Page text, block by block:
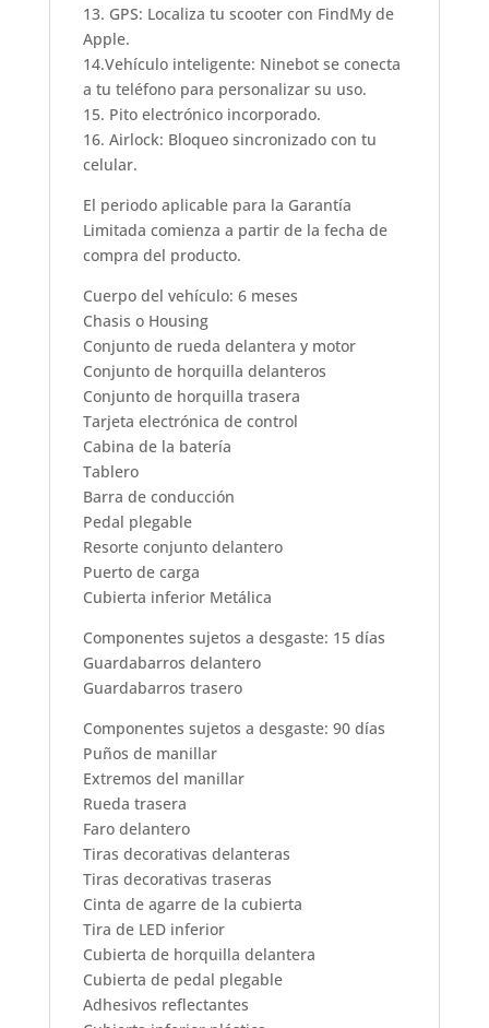
13. GPS: Localiza tu scooter con FindMy de
Apple.
14.Vehículo inteligente: Ninebot se conecta
a tu teléfono para personalizar su uso.
15. Pito electrónico incorporado.
16. Airlock: Bloqueo sincronizado con tu
celular.
El periodo aplicable para la Garantía
Limitada comienza a partir de la fecha de
compra del producto.
Cuerpo del vehículo: 6 meses
Chasis o Housing
Conjunto de rueda delantera y motor
Conjunto de horquilla delanteros
Conjunto de horquilla trasera
Tarjeta electrónica de control
Cabina de la batería
Tablero
Barra de conducción
Pedal plegable
Resorte conjunto delantero
Puerto de carga
Cubierta inferior Metálica
Componentes sujetos a desgaste: 15 días
Guardabarros delantero
Guardabarros trasero
Componentes sujetos a desgaste: 90 días
Puños de manillar
Extremos del manillar
Rueda trasera
Faro delantero
Tiras decorativas delanteras
Tiras decorativas traseras
Cinta de agarre de la cubierta
Tira de LED inferior
Cubierta de horquilla delantera
Cubierta de pedal plegable
Adhesivos reflectantes